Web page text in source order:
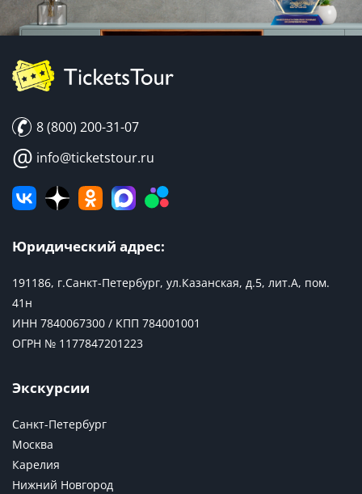
8 (800) 200-31-07
@ info@ticketstour.ru
Юридический адрес:
191186, г.Санкт-Петербург, ул.Казанская, д.5, лит.А, пом.
41н
ИНН 7840067300 / КПП 784001001
ОГРН № 1177847201223
Экскурсии
Санкт-Петербург
Москва
Карелия
Нижний Новгород